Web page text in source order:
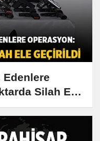
Edenlere
Silah Ele